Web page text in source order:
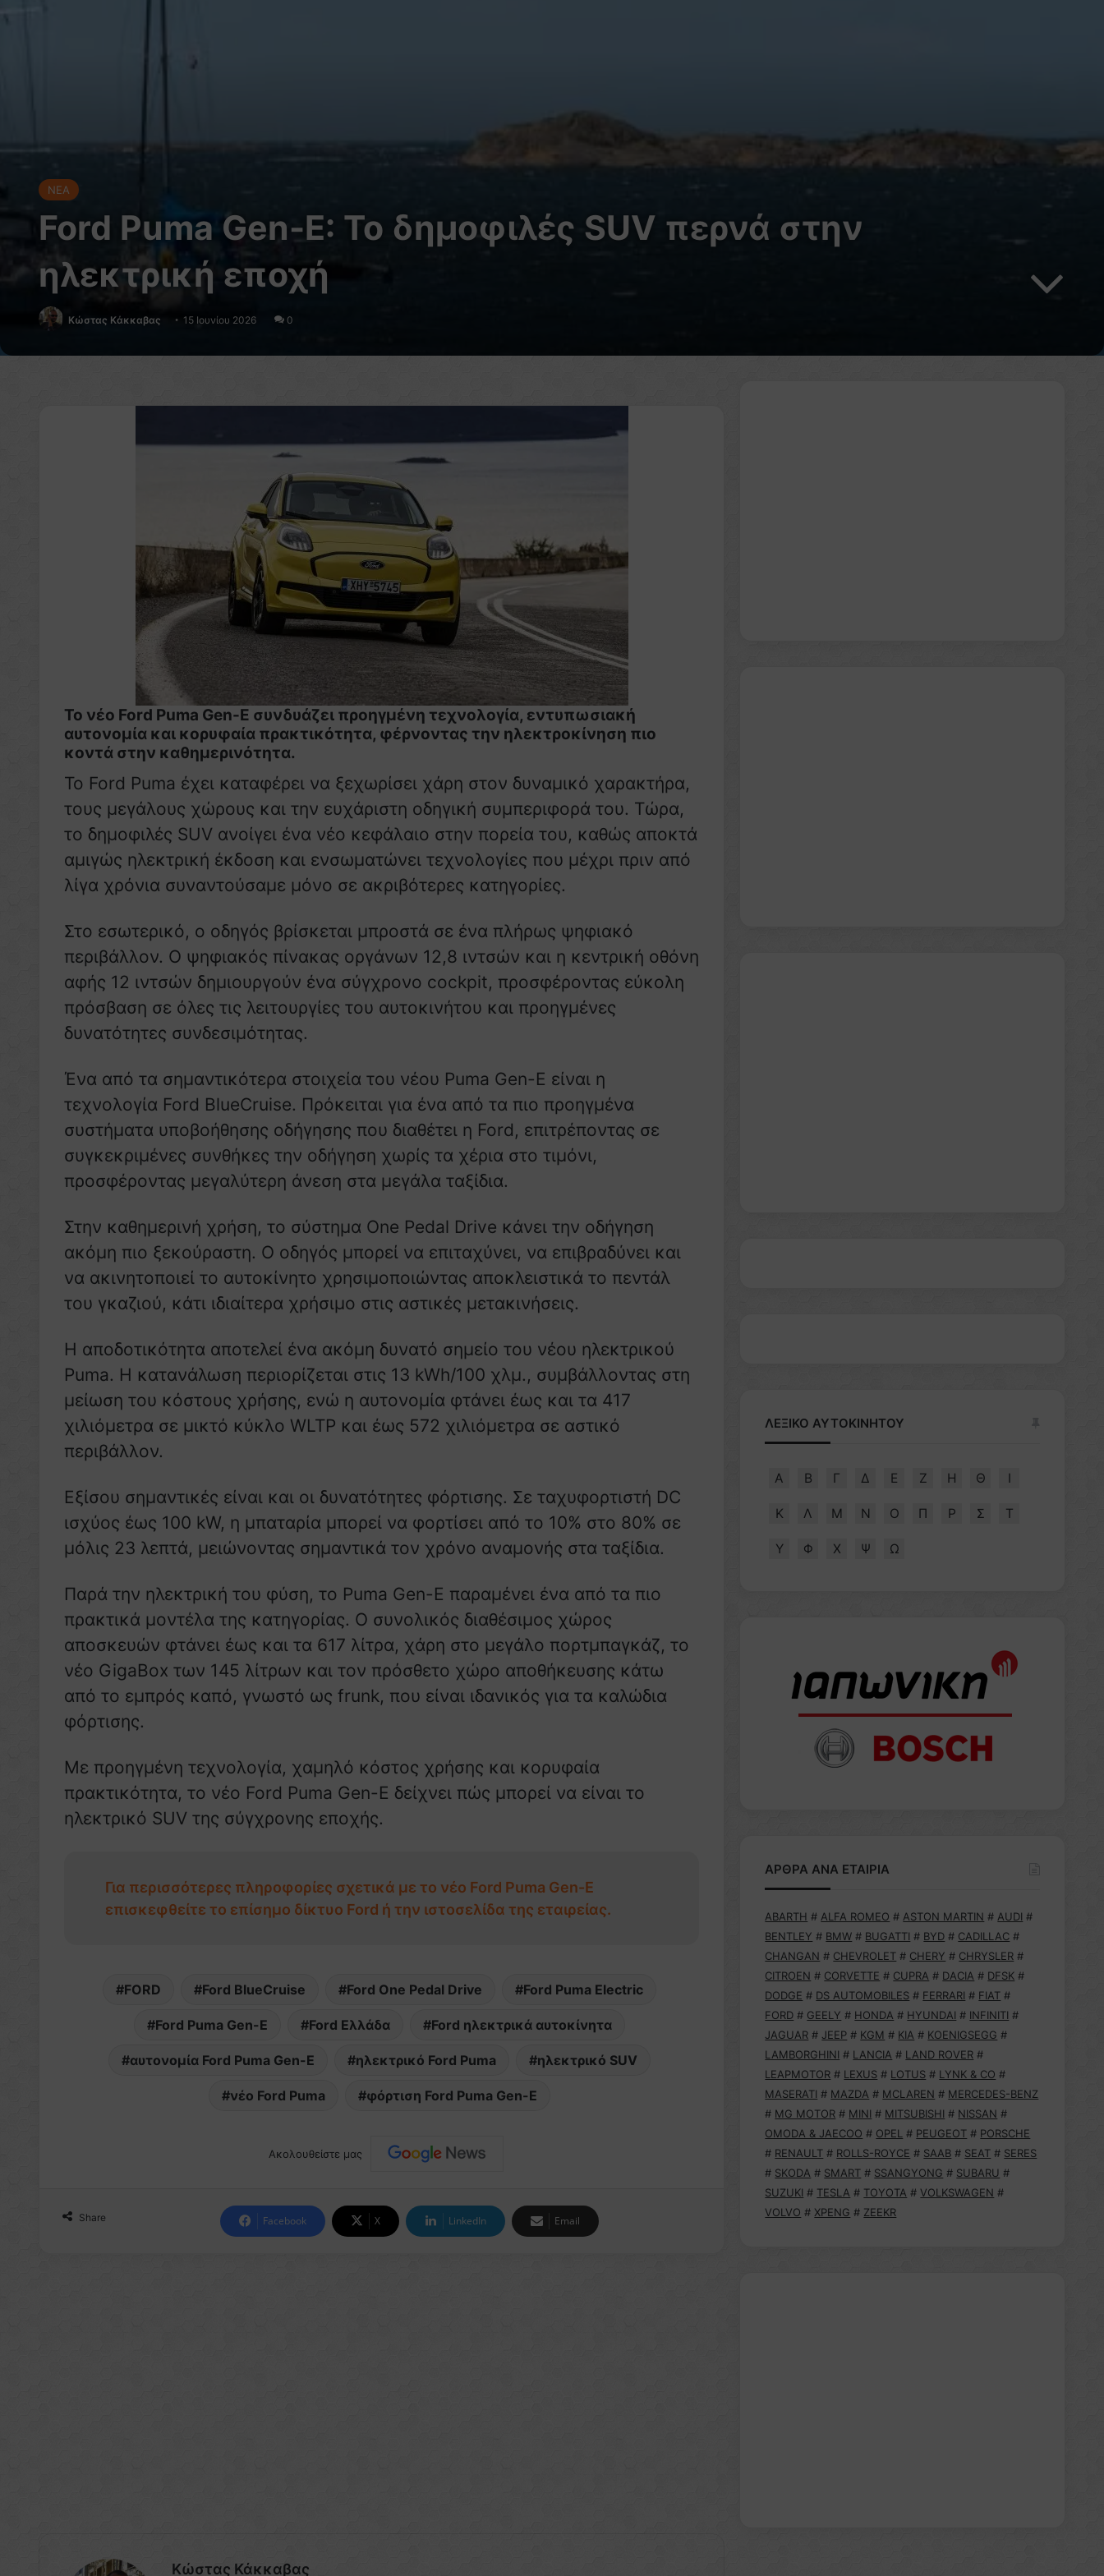
NEA
Ford Puma Gen-E: Το δημοφιλές SUV περνά στην
ηλεκτρική εποχή
Κώστας Κάκκαβας 15 Ιουνίου 2026 0
Το νέο Ford Puma Gen-E συνδυάζει προηγμένη τεχνολογία, εντυπωσιακή
αυτονομία και κορυφαία πρακτικότητα, φέρνοντας την ηλεκτροκίνηση πιο
κοντά στην καθημερινότητα.
Το Ford Puma έχει καταφέρει να ξεχωρίσει χάρη στον δυναμικό χαρακτήρα,
τους μεγάλους χώρους και την ευχάριστη οδηγική συμπεριφορά του. Τώρα,
το δημοφιλές SUV ανοίγει ένα νέο κεφάλαιο στην πορεία του, καθώς αποκτά
αμιγώς ηλεκτρική έκδοση και ενσωματώνει τεχνολογίες που μέχρι πριν από
λίγα χρόνια συναντούσαμε μόνο σε ακριβότερες κατηγορίες.
Στο εσωτερικό, ο οδηγός βρίσκεται μπροστά σε ένα πλήρως ψηφιακό
περιβάλλον. Ο ψηφιακός πίνακας οργάνων 12,8 ιντσών και η κεντρική οθόνη
αφής 12 ιντσών δημιουργούν ένα σύγχρονο cockpit, προσφέροντας εύκολη
πρόσβαση σε όλες τις λειτουργίες του αυτοκινήτου και προηγμένες
δυνατότητες συνδεσιμότητας.
Ένα από τα σημαντικότερα στοιχεία του νέου Puma Gen-E είναι η
τεχνολογία Ford BlueCruise. Πρόκειται για ένα από τα πιο προηγμένα
συστήματα υποβοήθησης οδήγησης που διαθέτει η Ford, επιτρέποντας σε
συγκεκριμένες συνθήκες την οδήγηση χωρίς τα χέρια στο τιμόνι,
προσφέροντας μεγαλύτερη άνεση στα μεγάλα ταξίδια.
Στην καθημερινή χρήση, το σύστημα One Pedal Drive κάνει την οδήγηση
ακόμη πιο ξεκούραστη. Ο οδηγός μπορεί να επιταχύνει, να επιβραδύνει και
να ακινητοποιεί το αυτοκίνητο χρησιμοποιώντας αποκλειστικά το πεντάλ
του γκαζιού, κάτι ιδιαίτερα χρήσιμο στις αστικές μετακινήσεις.
Η αποδοτικότητα αποτελεί ένα ακόμη δυνατό σημείο του νέου ηλεκτρικού
Puma. Η κατανάλωση περιορίζεται στις 13 kWh/100 χλμ., συμβάλλοντας στη
μείωση του κόστους χρήσης, ενώ η αυτονομία φτάνει έως και τα 417
χιλιόμετρα σε μικτό κύκλο WLTP και έως 572 χιλιόμετρα σε αστικό
περιβάλλον.
Εξίσου σημαντικές είναι και οι δυνατότητες φόρτισης. Σε ταχυφορτιστή DC
ισχύος έως 100 kW, η μπαταρία μπορεί να φορτίσει από το 10% στο 80% σε
μόλις 23 λεπτά, μειώνοντας σημαντικά τον χρόνο αναμονής στα ταξίδια.
Παρά την ηλεκτρική του φύση, το Puma Gen-E παραμένει ένα από τα πιο
πρακτικά μοντέλα της κατηγορίας. Ο συνολικός διαθέσιμος χώρος
αποσκευών φτάνει έως και τα 617 λίτρα, χάρη στο μεγάλο πορτμπαγκάζ, το
νέο GigaBox των 145 λίτρων και τον πρόσθετο χώρο αποθήκευσης κάτω
από το εμπρός καπό, γνωστό ως frunk, που είναι ιδανικός για τα καλώδια
φόρτισης.
Με προηγμένη τεχνολογία, χαμηλό κόστος χρήσης και κορυφαία
πρακτικότητα, το νέο Ford Puma Gen-E δείχνει πώς μπορεί να είναι το
ηλεκτρικό SUV της σύγχρονης εποχής.
Για περισσότερες πληροφορίες σχετικά με το νέο Ford Puma Gen-E
επισκεφθείτε το επίσημο δίκτυο Ford ή την ιστοσελίδα της εταιρείας.
FORD Ford BlueCruise Ford One Pedal Drive Ford Puma Electric
Ford Puma Gen-E Ford Ελλάδα Ford ηλεκτρικά αυτοκίνητα
αυτονομία Ford Puma Gen-E ηλεκτρικό Ford Puma ηλεκτρικό SUV
νέο Ford Puma φόρτιση Ford Puma Gen-E
Ακολουθείστε μας
Share Facebook X LinkedIn Email
Κώστας Κάκκαβας
ΛΕΞΙΚΟ ΑΥΤΟΚΙΝΗΤΟΥ
Α Β Γ Δ Ε Ζ Η Θ Ι
Κ Λ Μ Ν Ο Π Ρ Σ Τ
Υ Φ Χ Ψ Ω
ΑΡΘΡΑ ΑΝΑ ΕΤΑΙΡΙΑ
ABARTH # ALFA ROMEO # ASTON MARTIN # AUDI #
BENTLEY # BMW # BUGATTI # BYD # CADILLAC #
CHANGAN # CHEVROLET # CHERY # CHRYSLER #
CITROEN # CORVETTE # CUPRA # DACIA # DFSK #
DODGE # DS AUTOMOBILES # FERRARI # FIAT #
FORD # GEELY # HONDA # HYUNDAI # INFINITI #
JAGUAR # JEEP # KGM # KIA # KOENIGSEGG #
LAMBORGHINI # LANCIA # LAND ROVER #
LEAPMOTOR # LEXUS # LOTUS # LYNK & CO #
MASERATI # MAZDA # MCLAREN # MERCEDES-BENZ
# MG MOTOR # MINI # MITSUBISHI # NISSAN #
OMODA & JAECOO # OPEL # PEUGEOT # PORSCHE
# RENAULT # ROLLS-ROYCE # SAAB # SEAT # SERES
# SKODA # SMART # SSANGYONG # SUBARU #
SUZUKI # TESLA # TOYOTA # VOLKSWAGEN #
VOLVO # XPENG # ZEEKR